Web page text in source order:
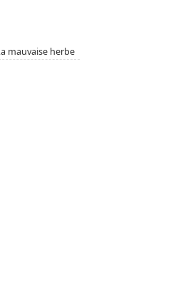
mauvaise herbe